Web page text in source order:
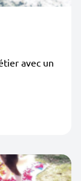
avec un